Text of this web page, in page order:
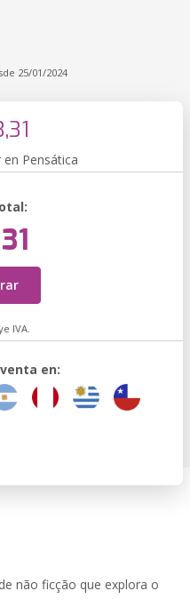
25/01/2024
en Pensática
IVA.
en:
não ficção que explora o